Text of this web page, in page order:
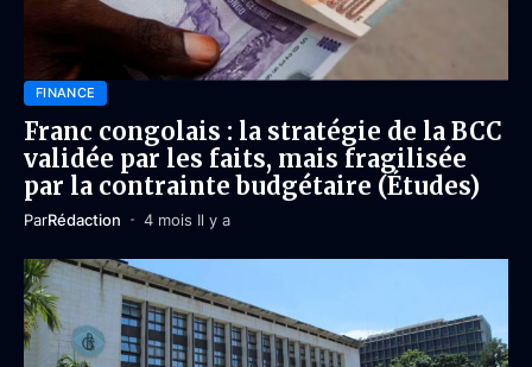
FINANCE
Franc congolais : la stratégie de la BCC
validée par les faits, mais fragilisée
par la contrainte budgétaire (Études)
ParRédaction 4 mois Il y a